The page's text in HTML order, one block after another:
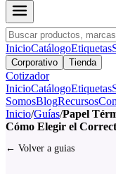
InicioCatálogoEtiquetas
Corporativo Tienda
Cotizador
InicioCatálogoEtiquetas
SomosBlogRecursos
Inicio/Guías/Papel
Cómo Elegir el
← Volver a guias